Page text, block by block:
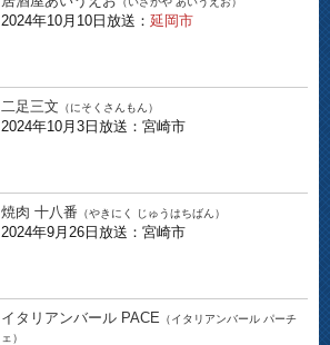
2024年10月10日放送： 延岡市
二足三文 （にそくさんもん）
2024年10月3日放送：宮崎市
焼肉 十八番 （やきにく じゅうはちばん）
2024年9月26日放送：宮崎市
イタリアンバール PACE （イタリアンバール パーチ
ェ）